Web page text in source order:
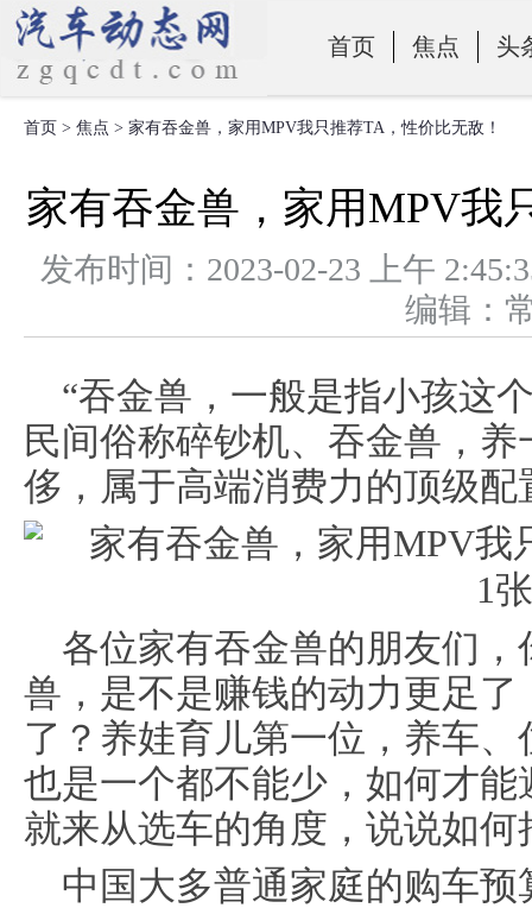
首页 焦点 头
零部件
首页 > 焦点 > 家有吞金兽，家用MPV我只推荐TA，性价比无敌！
家有吞金兽，家用MPV我
发布时间：2023-02-23 上午
编辑
“吞金兽，一般是指小孩这
民间俗称碎钞机、吞金兽，
侈，属于高端消费力的顶级
各位家有吞金兽的朋友们
兽，是不是赚钱的动力更足
了？养娃育儿第一位，养车
也是一个都不能少，如何才
就来从选车的角度，说说如
中国大多普通家庭的购车预